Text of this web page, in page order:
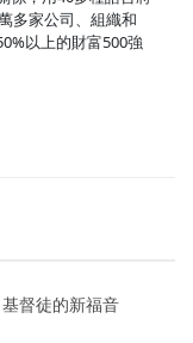
多家公司、組織和
以上的財富500強
督徒的新福音